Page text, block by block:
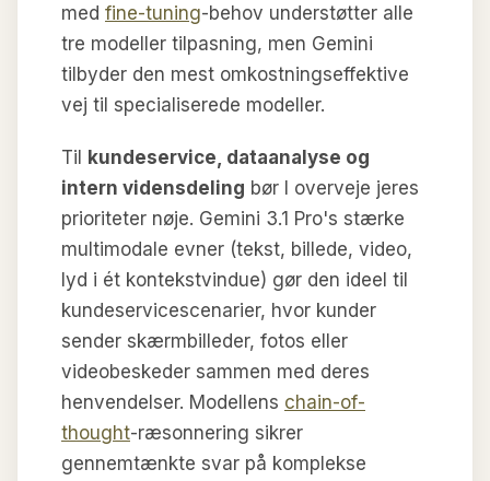
med fine-tuning-behov understøtter alle
tre modeller tilpasning, men Gemini
tilbyder den mest omkostningseffektive
vej til specialiserede modeller.
Til kundeservice, dataanalyse og
intern vidensdeling bør I overveje jeres
prioriteter nøje. Gemini 3.1 Pro's stærke
multimodale evner (tekst, billede, video,
lyd i ét kontekstvindue) gør den ideel til
kundeservicescenarier, hvor kunder
sender skærmbilleder, fotos eller
videobeskeder sammen med deres
henvendelser. Modellens chain-of-
thought-ræsonnering sikrer
gennemtænkte svar på komplekse